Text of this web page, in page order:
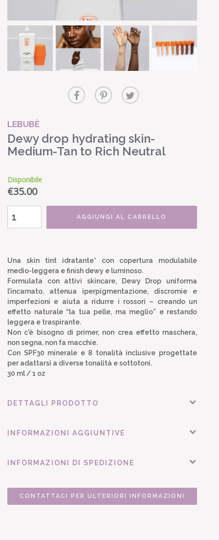
LEBUBÈ
Dewy drop hydrating skin-
Medium-Tan to Rich Neutral
Disponibile
€35.00
AGGIUNGI AL CARRELLO
Una skin tint idratante* con copertura modulabile
medio-leggera e finish dewy e luminoso.
Formulata con attivi skincare, Dewy Drop uniforma
l’incarnato, attenua iperpigmentazione, discromie e
imperfezioni e aiuta a ridurre i rossori – creando un
effetto naturale “la tua pelle, ma meglio” e restando
leggera e traspirante.
Non c'è bisogno di primer, non crea effetto maschera,
non segna, non fa macchie.
Con SPF30 minerale e 8 tonalità inclusive progettate
per adattarsi a diverse tonalità e sottotoni.
30 ml / 1 oz
DETTAGLI PRODOTTO
INFORMAZIONI AGGIUNTIVE
INFORMAZIONI DI SPEDIZIONE
CONTATTACI PER ULTERIORI INFORMAZIONI